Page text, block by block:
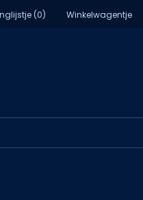
(0) Winkelwagentje